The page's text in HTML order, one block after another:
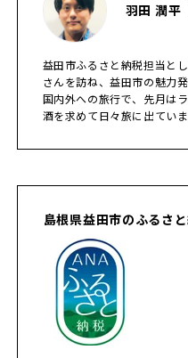
羽田 潤平
益田市ふるさと納税担当と
さんを訪ね、益田市の魅力
国内外への旅行で、先月は
酒を求めて日々旅に出ていま
島根県益田市のふるさ